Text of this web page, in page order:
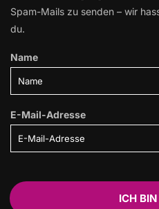
Spam-Mails zu senden – wir
du.
Name
E-Mail-Adresse